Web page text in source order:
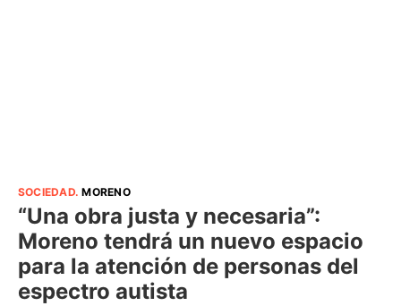
SOCIEDAD.MORENO
“Una obra justa y necesaria”:
Moreno tendrá un nuevo espacio
para la atención de personas del
espectro autista